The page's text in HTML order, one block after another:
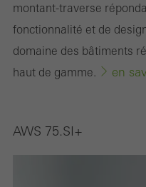
montant-traverse
fonctionnalité et de
domaine des bâtiments
haut de gamme.
en
AWS 75.SI+